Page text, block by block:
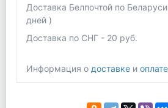
Доставка Белпочтой по
дней )
Доставка по СНГ - 20 руб.
Информация о доставке и оплате